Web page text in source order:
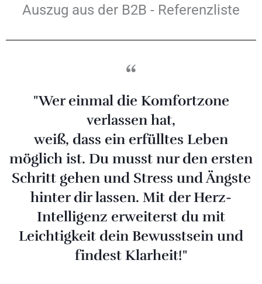
Auszug aus der B2B - Referenzliste
“
"Wer einmal die Komfortzone
verlassen hat,
weiß, dass ein erfülltes Leben
möglich ist. Du musst nur den ersten
Schritt gehen und Stress und Ängste
hinter dir lassen. Mit der Herz-
Intelligenz erweiterst du mit
Leichtigkeit dein Bewusstsein und
findest Klarheit!"